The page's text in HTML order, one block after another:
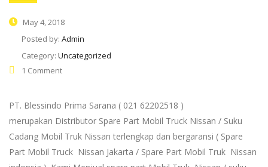
May 4, 2018
Posted by: Admin
Category: Uncategorized
1 Comment
PT. Blessindo Prima Sarana ( 021 62202518 )
merupakan Distributor Spare Part Mobil Truck Nissan / Suku
Cadang Mobil Truk Nissan terlengkap dan bergaransi ( Spare
Part Mobil Truck Nissan Jakarta / Spare Part Mobil Truk Nissan